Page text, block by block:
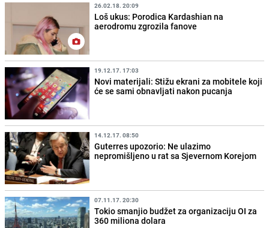
26.02.18. 20:09
Loš ukus: Porodica Kardashian na
aerodromu zgrozila fanove
19.12.17. 17:03
Novi materijali: Stižu ekrani za mobitele koji
će se sami obnavljati nakon pucanja
14.12.17. 08:50
Guterres upozorio: Ne ulazimo
nepromišljeno u rat sa Sjevernom Korejom
07.11.17. 20:30
Tokio smanjio budžet za organizaciju OI za
360 miliona dolara